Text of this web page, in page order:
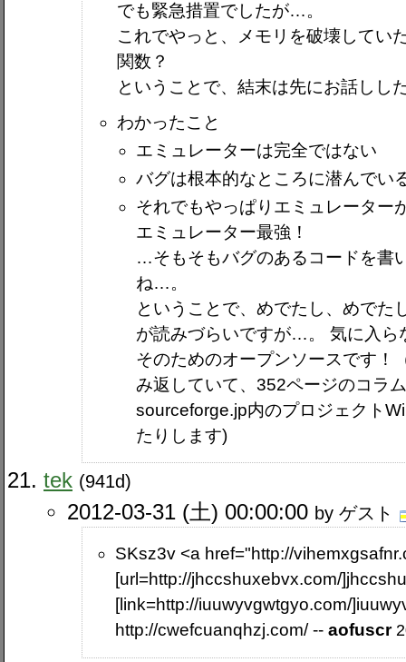
でも緊急措置でしたが…。
これでやっと、メモリを破壊して
関数？
ということで、結末は先にお話しし
わかったこと
エミュレーターは完全ではない
バグは根本的なところに潜んでい
それでもやっぱりエミュレーター
エミュレーター最強！
…そもそもバグのあるコードを書
ね…。
ということで、めでたし、めでた
が読みづらいですが…。 気に入ら
そのためのオープンソースです！
み返していて、352ページのコラ
sourceforge.jp内のプロジェクト
たりします)
tek (941d)
2012-03-31 (土) 00:00:00 by ゲスト
SKsz3v <a href="http://
[url=http://jhccshuxebvx.com/
[link=http://iuuwyvgwtgyo.com/
http://cwefcuanqhzj.com/ --aofuscr